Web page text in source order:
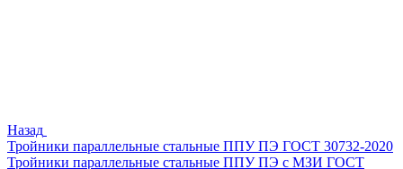
Назад
Тройники параллельные стальные ППУ ПЭ ГОСТ 30732-2020
Тройники параллельные стальные ППУ ПЭ с МЗИ ГОСТ